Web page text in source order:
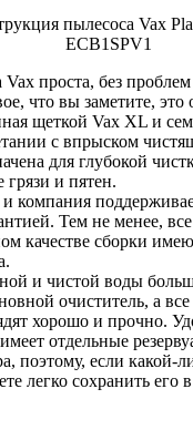
проста, без
что вы заметите, это
щеткой Vax XL и
с впрыском
для глубокой
грязи и пятен.
компания
Тем не менее,
качестве сборки
и чистой воды
очиститель, а
хорошо и прочно.
отдельные
поэтому, если какой-
легко сохранить его